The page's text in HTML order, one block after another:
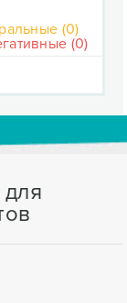
(0)
(0)